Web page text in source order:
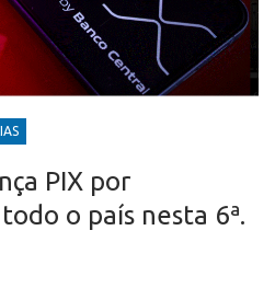
PIX por
o país nesta 6ª.